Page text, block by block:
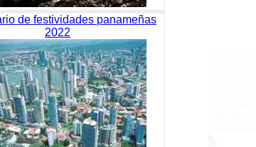
de festividades panameñas
2022